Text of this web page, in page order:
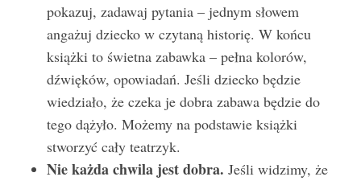
pokazuj, zadawaj pytania – jednym słowem
angażuj dziecko w czytaną historię. W końcu
książki to świetna zabawka – pełna kolorów,
dźwięków, opowiadań. Jeśli dziecko będzie
wiedziało, że czeka je dobra zabawa będzie do
tego dążyło. Możemy na podstawie książki
stworzyć cały teatrzyk.
Nie każda chwila jest dobra. Jeśli widzimy, że